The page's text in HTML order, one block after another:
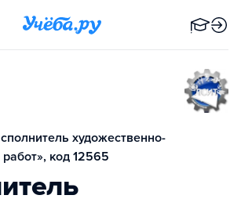
художественно-
код 12565